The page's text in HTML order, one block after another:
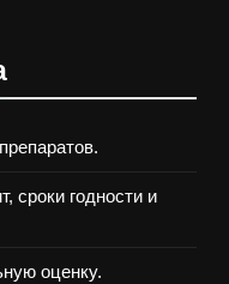
сроки годности и
оценку.